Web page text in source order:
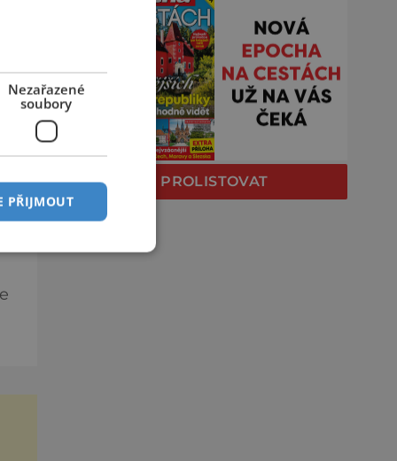
PROLISTOVAT
Nezařazené
soubory
PŘIJMOUT